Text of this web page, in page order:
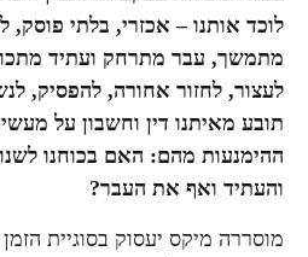
לוכד אותנו – אכזרי, בלתי פוסק,
מתמשך, עבר מתרחק ועתיד
לעצור, לחזור אחורה, להפסיק,
תובע מאיתנו דין וחשבון על
ההימנעות מהם: האם בכוחנו
והעתיד ואף את העבר?
מוסררה מיקס יעסוק בסוגיית